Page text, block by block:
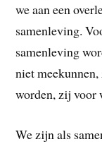
we aan een
samenleving.
samenleving
niet
worden, zij voor
We zijn als